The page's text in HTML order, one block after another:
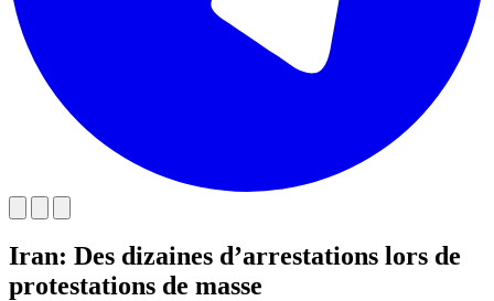
Iran: Des dizaines d’arrestations lors de
protestations de masse